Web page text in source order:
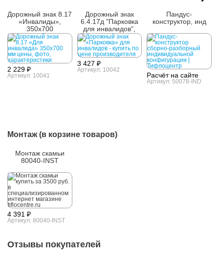
Дорожный знак 8.17
«Инвалиды»,
350х700
2 229 ₽
Артикул: 10041
Дорожный знак
6.4.17д "Парковка
для инвалидов",
700х700
3 427 ₽
Артикул: 10042
Пандус-
конструктор, инд
Расчёт на сайте
Артикул: 50078-IND
Монтаж (в корзине товаров)
Монтаж скамьи
80040-INST
4 391 ₽
Артикул: 80040-INST
Отзывы покупателей